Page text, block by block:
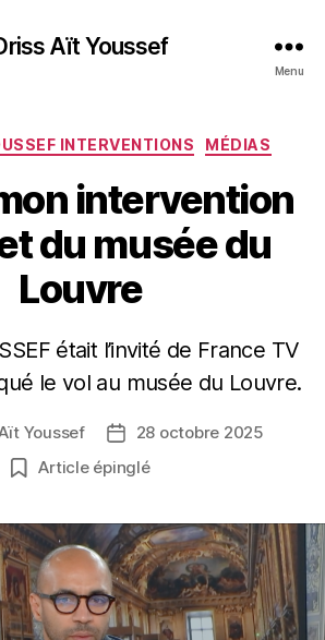
Aït Youssef
Menu
Catégories
INTERVENTIONS MÉDIAS
intervention
du musée du
Louvre
était l’invité de France TV
le vol au musée du Louvre.
Youssef
Date
de
l’article
28 octobre 2025
Article épinglé